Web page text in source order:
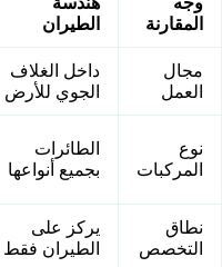
المقارنة
الطيران
مجال
العمل
داخل الغلاف
الجوي للأرض
نوع
المركبات
الطائرات
بجميع أنواعها
نطاق
التخصص
يركز على
الطيران فقط